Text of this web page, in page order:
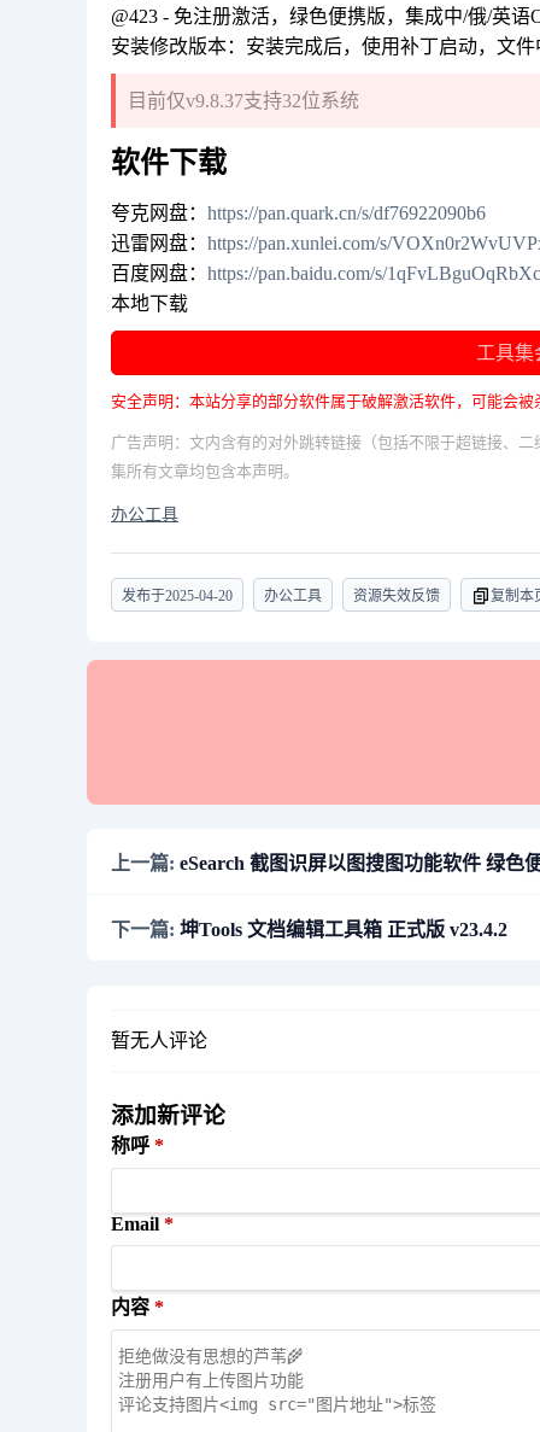
@423 - 免注册激活，绿色便携版，集成中/俄/英语
安装修改版本：安装完成后，使用补丁启动，文件
目前仅v9.8.37支持32位系统
软件下载
夸克网盘： https://pan.quark.cn/s/df76922090b6
迅雷网盘： https://pan.xunlei.com/s/
百度网盘： https://pan.baidu.com/s/
本地下载
工具
安全声明：本站分享的部分软件属于破解激活软件，可能会
广告声明：文内含有的对外跳转链接（包括不限于超链接、
集所有文章均包含本声明。
办公工具
发布于2025-04-20 办公工具 资源失效反馈 复制本
上一篇: eSearch 截图识屏以图搜图功能软件 绿色
下一篇: 坤Tools 文档编辑工具箱 正式版 v23.4.2
暂无人评论
添加新评论
称呼
Email
内容